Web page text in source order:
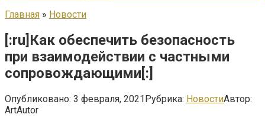
Главная » Новости
[:ru]Как обеспечить безопасность
при взаимодействии с частными
сопровождающими[:]
Опубликовано: 3 февраля, 2021Рубрика: НовостиАвтор:
ArtAutor